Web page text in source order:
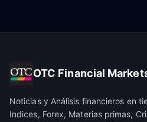
OTC Financial
Noticias y Análisis financieros en
Indices, Forex, Materias primas,